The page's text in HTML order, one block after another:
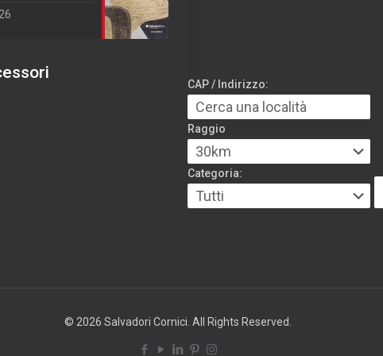
CAP / Indirizzo:
Raggio
Categoria:
© 2026 Salvadori Cornici. All Rights Reserved.